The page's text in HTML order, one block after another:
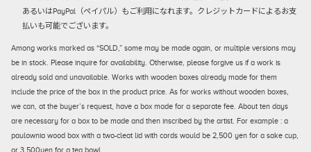
あるいはPayPal（ペイパル）もご利用になれます。クレジットカードによるお支
払いも可能でございます。
Among works marked as “SOLD,” some may be made again, or multiple versions may
be in stock. Please inquire for availability. Otherwise, please forgive us if a work is
already sold and unavailable. Works with wooden boxes already made for them
include the price of the box in the product price. As for works without wooden boxes,
we can, at the buyer’s request, have a box made for a separate fee. About ten days
are necessary for a box to be made and then inscribed by the artist. For example : a
paulownia wood box with a two-cleat lid with cords would be 2,500 yen for a sake cup,
or 3,500yen for a tea bowl.